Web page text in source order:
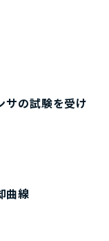
サの試験を受け
曲線